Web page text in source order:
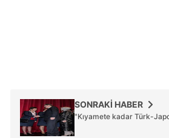
SONRAKİ HABER
"Kıyamete kadar Türk-